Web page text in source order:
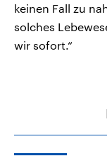
keinen Fall zu
solches
wir sofort.“